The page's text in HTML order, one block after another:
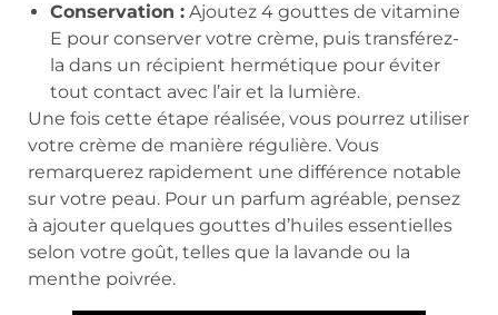
Conservation : Ajoutez 4 gouttes de vitamine
E pour conserver votre crème, puis transférez-
la dans un récipient hermétique pour éviter
tout contact avec l’air et la lumière.
Une fois cette étape réalisée, vous pourrez utiliser
votre crème de manière régulière. Vous
remarquerez rapidement une différence notable
sur votre peau. Pour un parfum agréable, pensez
à ajouter quelques gouttes d’huiles essentielles
selon votre goût, telles que la lavande ou la
menthe poivrée.